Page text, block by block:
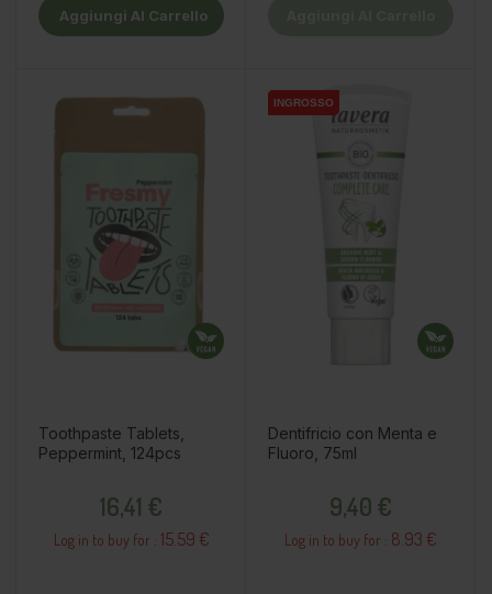
Aggiungi Al Carrello
Toothpaste Tablets,
Peppermint, 124pcs
16,41 €
Log in to buy for : 15.59 €
INGROSSO
INGROSSO
Dentifricio con Menta e
Fluoro, 75ml
9,40 €
Log in to buy for : 8.93 €